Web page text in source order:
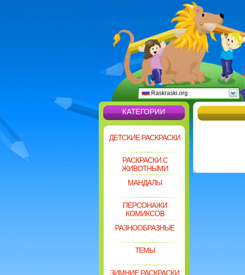
Raskraski.org
КАТЕГОРИИ
ДЕТСКИЕ РАСКРАСКИ
РАСКРАСКИ С
ЖИВОТНЫМИ
МАНДАЛЫ
ПЕРСОНАЖИ
КОМИКСОВ
РАЗНООБРАЗНЫЕ
ТЕМЫ
ЗИМНИЕ РАСКРАСКИ